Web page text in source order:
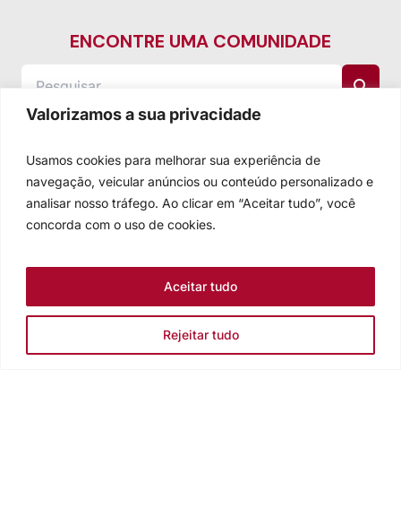
Valorizamos a sua privacidade
Usamos cookies para melhorar sua experiência de
navegação, veicular anúncios ou conteúdo personalizado e
analisar nosso tráfego. Ao clicar em “Aceitar tudo”, você
concorda com o uso de cookies.
Rejeitar tudo
Aceitar tudo
ENCONTRE UMA COMUNIDADE